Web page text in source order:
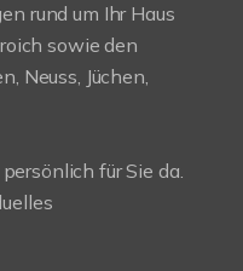
rund um Ihr Haus
sowie den
Neuss, Jüchen,
für Sie da.